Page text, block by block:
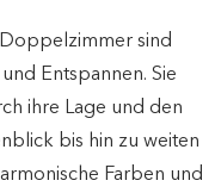
sind
Entspannen. Sie
ihre Lage und den
bis hin zu weiten
Farben und